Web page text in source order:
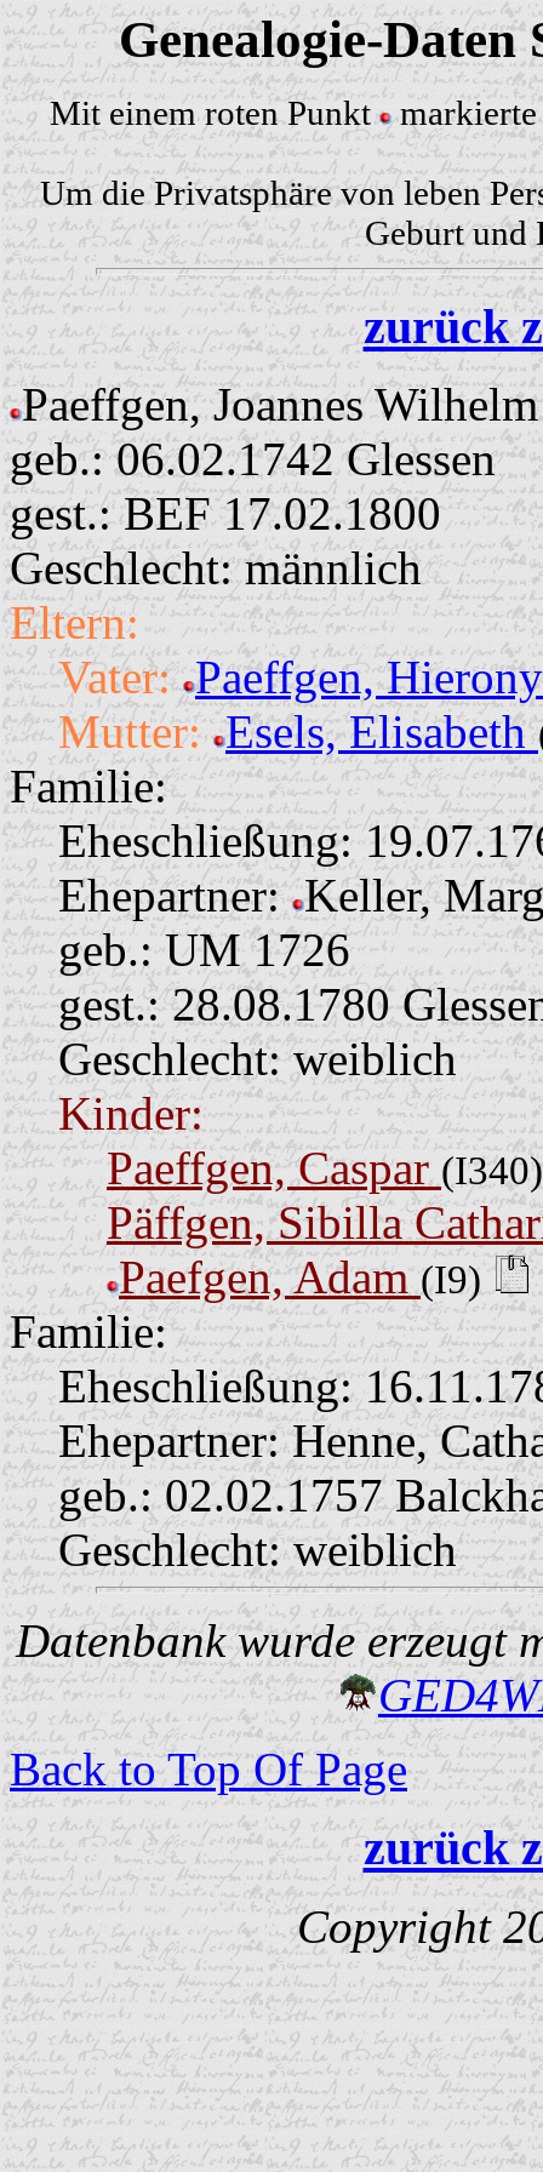
Genealogie-Daten
Mit einem roten Punkt markierte
Um die Privatsphäre von leben
Geburt und
zurück
Paeffgen, Joannes
geb.: 06.02.1742 Glessen
gest.: BEF 17.02.1800
Geschlecht: männlich
Eltern:
Vater: Paeffgen,
Mutter: Esels, Elisabeth
Familie:
Eheschließung:
Ehepartner: Keller,
geb.: UM 1726
gest.: 28.08.1780
Geschlecht: weiblich
Kinder:
Paeffgen, Caspar(I340)
Päffgen, Sibilla
Paefgen, Adam(I9)
Familie:
Eheschließung:
Ehepartner: Henne,
geb.: 02.02.1757
Geschlecht: weiblich
Datenbank wurde erzeugt
Back to Top Of Page
zurück
Copyright